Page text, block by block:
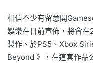
相信不少有留意開
娛樂在日前宣佈，將會
製作、於PS5、Xbox
Beyond 》，在這套作品